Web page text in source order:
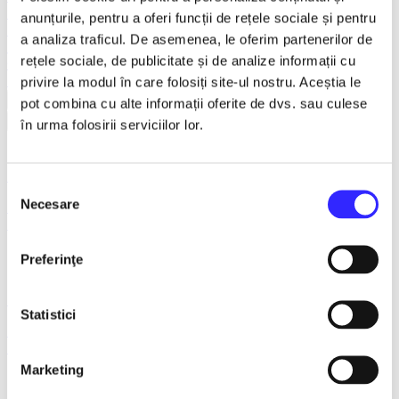
anunțurile, pentru a oferi funcții de rețele sociale și pentru
a analiza traficul. De asemenea, le oferim partenerilor de
rețele sociale, de publicitate și de analize informații cu
privire la modul în care folosiți site-ul nostru. Aceștia le
pot combina cu alte informații oferite de dvs. sau culese
în urma folosirii serviciilor lor.
consimțământului
Necesare
Preferinţe
Statistici
Marketing
Teatru
Teatrul Maidan
Trupa de teatru YuPPie ArT
Compania de Teatru Concordia
Reduceri bilete
Vezi mai multe
Vezi mai puțin
MUSICLOVER FESTIVAL – 14 August – Puya, Johny
MUSICLOVER FESTIVAL - 15 AUGUST - CONNECT-R,